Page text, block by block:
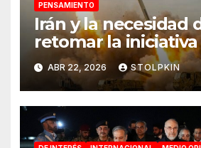
PENSAMIENTO
Irán y la necesidad
retomar la
ABR 22, 2026 STOLPKIN